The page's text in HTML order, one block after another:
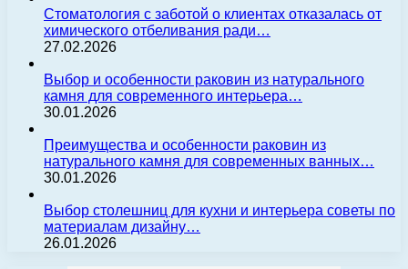
Стоматология с заботой о клиентах отказалась от
химического отбеливания ради…
27.02.2026
Выбор и особенности раковин из натурального
камня для современного интерьера…
30.01.2026
Преимущества и особенности раковин из
натурального камня для современных ванных…
30.01.2026
Выбор столешниц для кухни и интерьера советы по
материалам дизайну…
26.01.2026